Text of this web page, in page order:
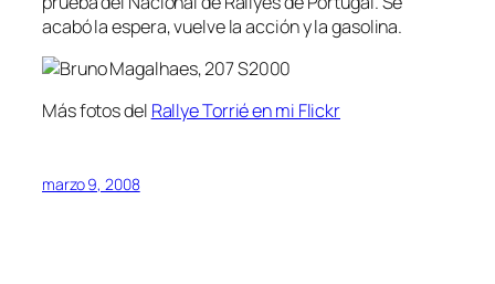
acabó la espera, vuelve la acción y la gasolina.
Más fotos del Rallye Torrié en mi Flickr
marzo 9, 2008